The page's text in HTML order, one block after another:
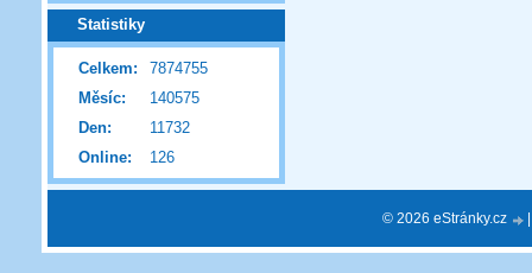
Statistiky
Online: 126
Celkem:
7874755
Měsíc:
140575
Den:
11732
© 2026 eStránky.cz